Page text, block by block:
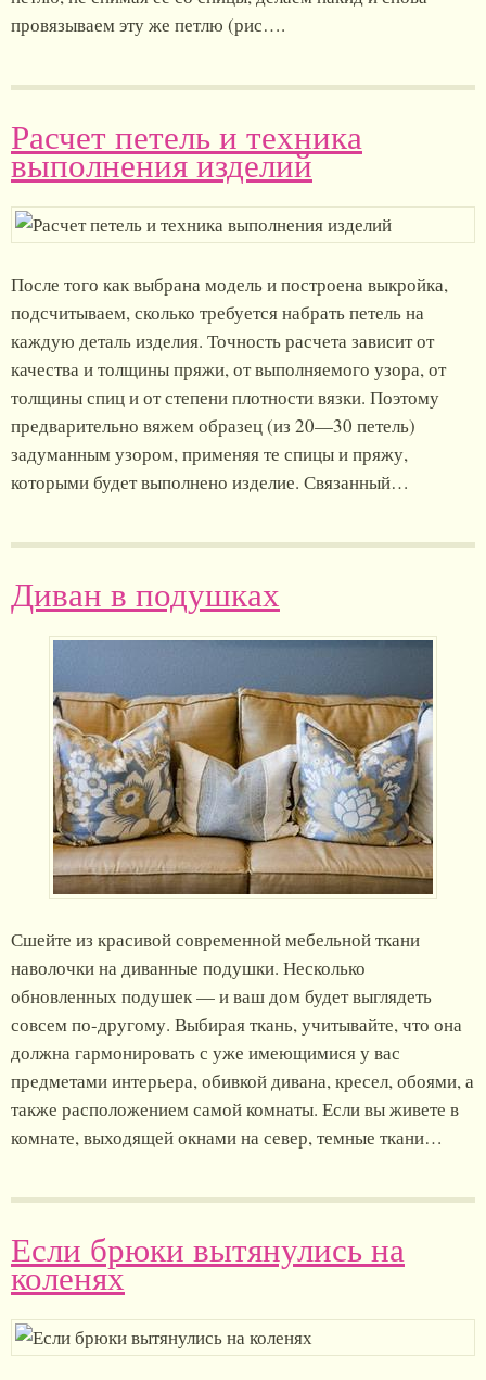
провязываем эту же петлю (рис….
Расчет петель и техника
выполнения изделий
После того как выбрана модель и построена выкройка,
подсчитываем, сколько требуется набрать петель на
каждую деталь изделия. Точность расчета зависит от
качества и толщины пряжи, от выполняемого узора, от
толщины спиц и от степени плотности вязки. Поэтому
предварительно вяжем образец (из 20—30 петель)
задуманным узором, применяя те спицы и пряжу,
которыми будет выполнено изделие. Связанный…
Диван в подушках
Сшейте из красивой современной мебельной ткани
наволочки на диванные подушки. Несколько
обновленных подушек — и ваш дом будет выглядеть
совсем по-другому. Выбирая ткань, учитывайте, что она
должна гармонировать с уже имеющимися у вас
предметами интерьера, обивкой дивана, кресел, обоями, а
также расположением самой комнаты. Если вы живете в
комнате, выходящей окнами на север, темные ткани…
Если брюки вытянулись на
коленях